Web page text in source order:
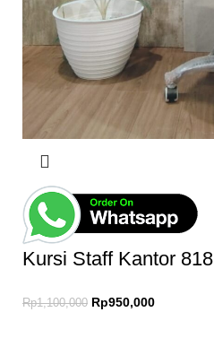
Kursi Staff Kantor 818
Rp1,100,000 Rp950,000